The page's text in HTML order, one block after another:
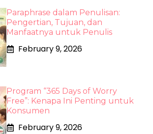
Paraphrase dalam Penulisan:
Pengertian, Tujuan, dan
Manfaatnya untuk Penulis
February 9, 2026
Program “365 Days of Worry
Free”: Kenapa Ini Penting untuk
Konsumen
February 9, 2026